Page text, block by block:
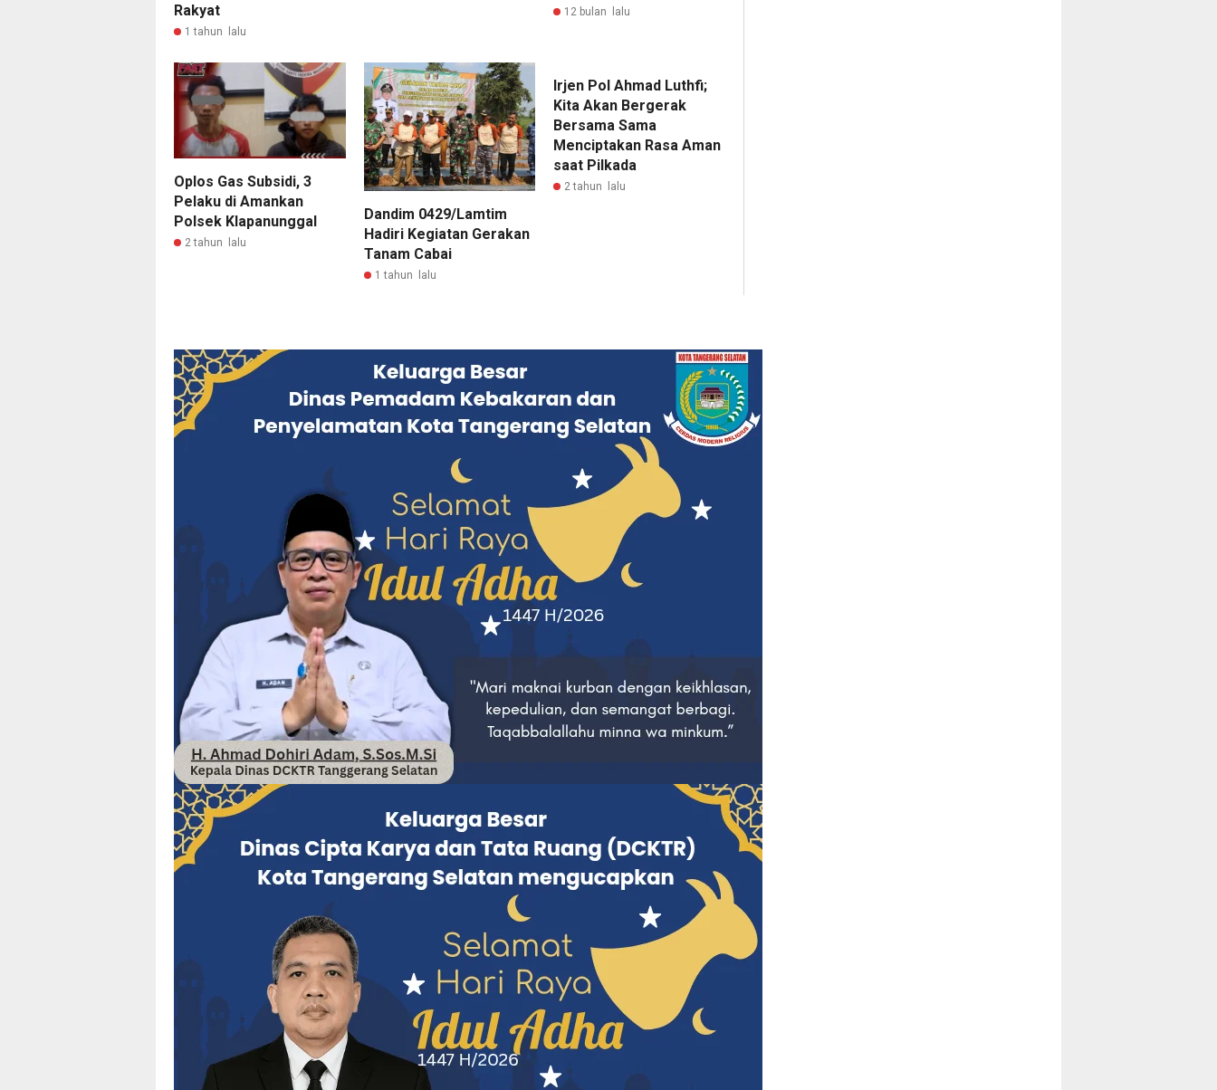
Rakyat
1 tahun lalu
12 bulan lalu
Oplos Gas Subsidi, 3
Pelaku di Amankan
Polsek Klapanunggal
2 tahun lalu
Dandim 0429/Lamtim
Hadiri Kegiatan Gerakan
Tanam Cabai
1 tahun lalu
Irjen Pol Ahmad Luthfi;
Kita Akan Bergerak
Bersama Sama
Menciptakan Rasa Aman
saat Pilkada
2 tahun lalu